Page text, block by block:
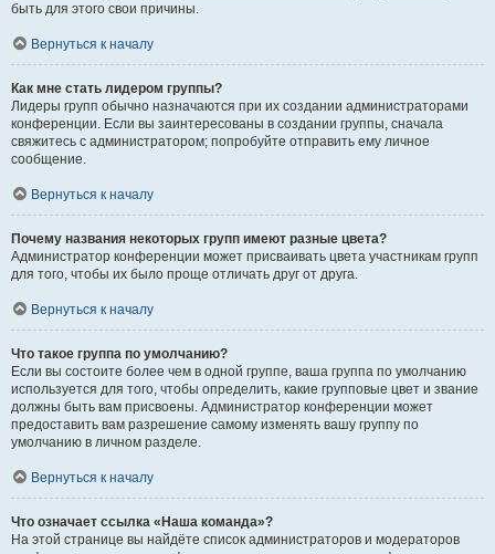
быть для этого свои причины.
Вернуться к началу
Как мне стать лидером группы?
Лидеры групп обычно назначаются при их создании администраторами
конференции. Если вы заинтересованы в создании группы, сначала
свяжитесь с администратором; попробуйте отправить ему личное
сообщение.
Вернуться к началу
Почему названия некоторых групп имеют разные цвета?
Администратор конференции может присваивать цвета участникам групп
для того, чтобы их было проще отличать друг от друга.
Вернуться к началу
Что такое группа по умолчанию?
Если вы состоите более чем в одной группе, ваша группа по умолчанию
используется для того, чтобы определить, какие групповые цвет и звание
должны быть вам присвоены. Администратор конференции может
предоставить вам разрешение самому изменять вашу группу по
умолчанию в личном разделе.
Вернуться к началу
Что означает ссылка «Наша команда»?
На этой странице вы найдёте список администраторов и модераторов